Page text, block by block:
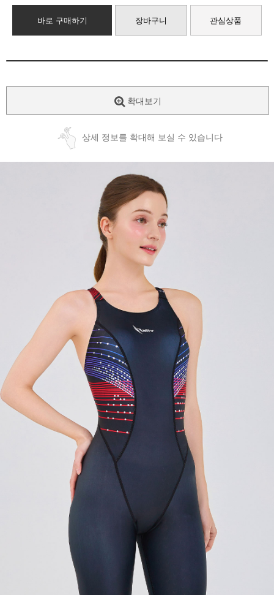
바로 구매하기 장바구니 관심상품
확대보기
상세 정보를 확대해 보실 수 있습니다